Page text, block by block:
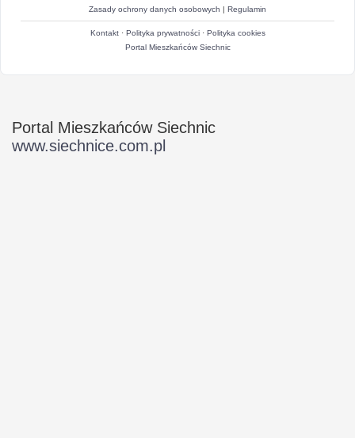
Zasady ochrony danych osobowych | Regulamin
Kontakt· Polityka prywatności· Polityka cookies
Portal Mieszkańców Siechnic
Portal Mieszkańców Siechnic
www.siechnice.com.pl